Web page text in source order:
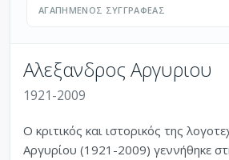
ΑΓΑΠΗΜΈΝΟΣ ΣΥΓΓΡΑΦΈΑΣ
Αλεξανδρος Αργυριου
1921-2009
Ο κριτικός και ιστορικός της
Αργυρίου (1921-2009) γεννήθηκε